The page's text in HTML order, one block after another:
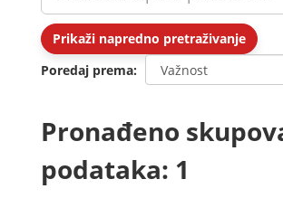
Prikaži napredno pretraživanje
Poredaj prema
Pronađeno
podataka: 1